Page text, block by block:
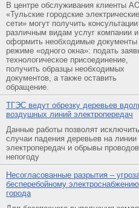
В центре обслуживания клиенты
«Тульские городские электрические
сети» могут получить
различным видам услуг компании и
оформить необходимые документы
режиме «одного окна»: подать
технологическое присоединение,
получить образцы необходимых
документов, а также оставить
обращение.
ТГЭС ведут обрезку деревьев
воздушных линий электропередач
Данные работы позволят исключить
случаи падения деревьев на линии
электропередач и обрывы
непогоду
Несогласованные разрытия –
бесперебойному электроснабжению
города